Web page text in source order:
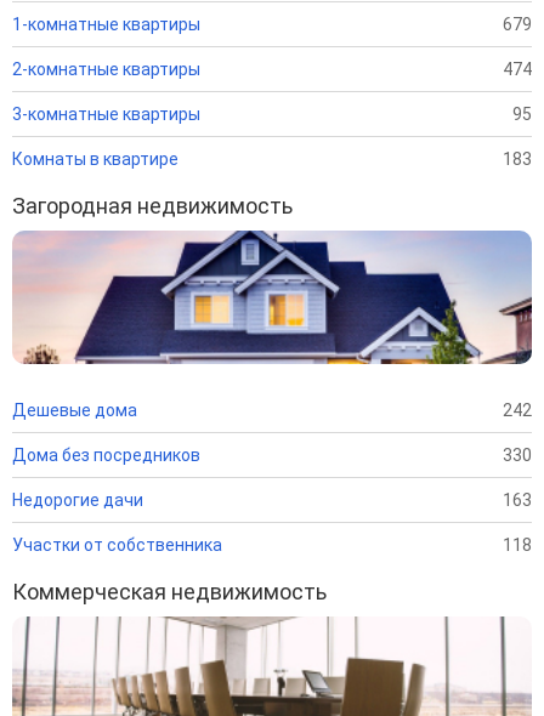
1-комнатные квартиры 679
2-комнатные квартиры 474
3-комнатные квартиры 95
Комнаты в квартире 183
Загородная недвижимость
Дешевые дома 242
Дома без посредников 330
Недорогие дачи 163
Участки от собственника 118
Коммерческая недвижимость